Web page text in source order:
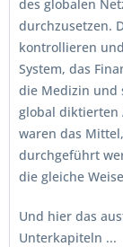
des globalen
durchzusetzen.
kontrollieren
System, das
die Medizin und
global diktierten
waren das
durchgeführt
die gleiche
Und hier das
Unterkapiteln ...